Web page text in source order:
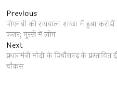
Post
navigation
Previous
post:
पीएनबी की रायवाला शाखा में हुआ
फरार; गुस्से में लोग
NextNext
post:
प्रधानमंत्री मोदी के पिथौरागढ़ के
चौकस